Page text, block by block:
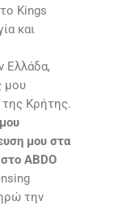
Kings
και
Ελλάδα,
μου
Κρήτης.
μου στα
ABDO
την